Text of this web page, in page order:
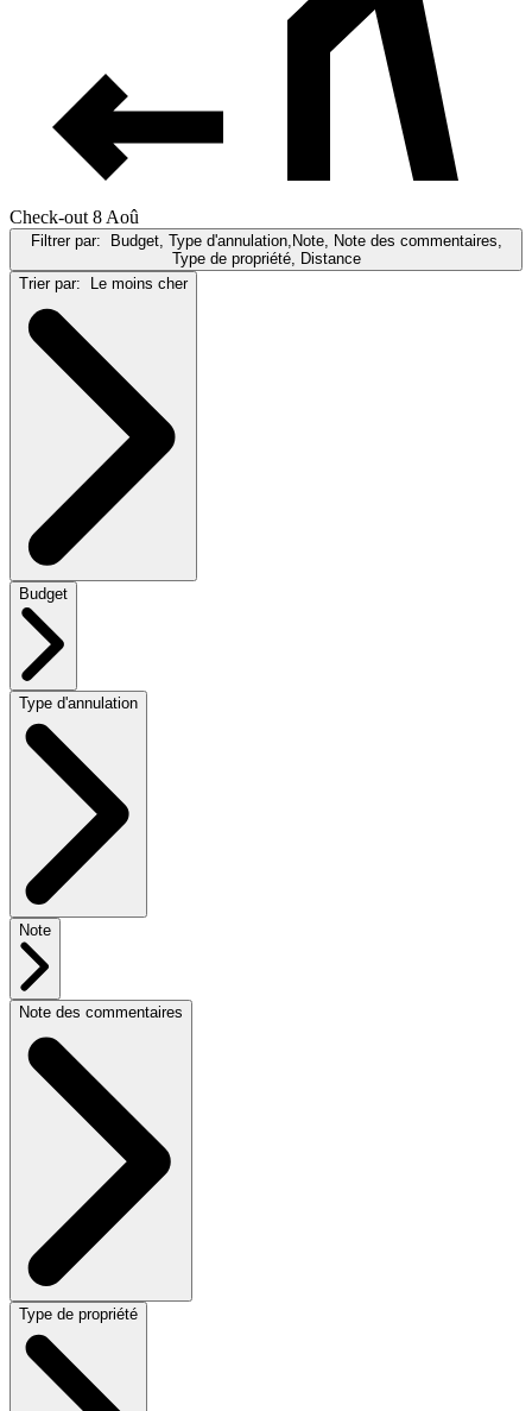
Check-out 8 Aoû
Filtrer par:
Budget, Type d'annulation,Note, Note des commentaires,
Type de propriété, Distance
Trier par:
Le moins cher
Budget
Type d'annulation
Note
Note des commentaires
Type de propriété